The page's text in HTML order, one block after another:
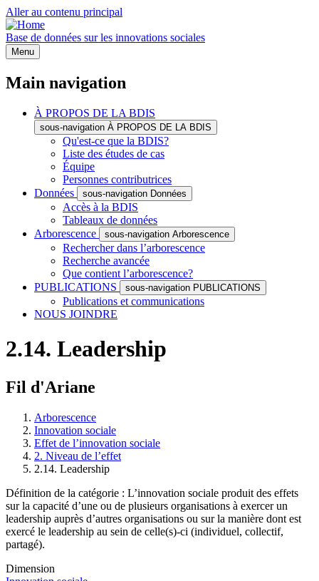
Aller au contenu principal
Base de données sur les innovations sociales
Menu
Main navigation
À PROPOS DE LA BDIS
sous-navigation À PROPOS DE LA BDIS
Qu'est-ce que la BDIS?
Liste des études de cas
Équipe
Personnes contributrices
Données
sous-navigation Données
Accès à la BDIS
Tableaux de données
Arborescence
sous-navigation Arborescence
Rechercher dans l’arborescence
Recherche avancée
Que contient l’arborescence?
PUBLICATIONS
sous-navigation PUBLICATIONS
Publications et communications
NOUS JOINDRE
2.14. Leadership
Fil d'Ariane
Arborescence
Innovation sociale
Effet de l’innovation sociale
2. Niveau de l’effet
2.14. Leadership
Définition de la catégorie : L’innovation sociale produit des effets
sur la capacité d’une ou de plusieurs organisations à exercer un
leadership auprès d’autres organisations ou sur la manière dont est
exercé le leadership au sein de celle(s)-ci (individuel, collectif,
partagé).
Dimension